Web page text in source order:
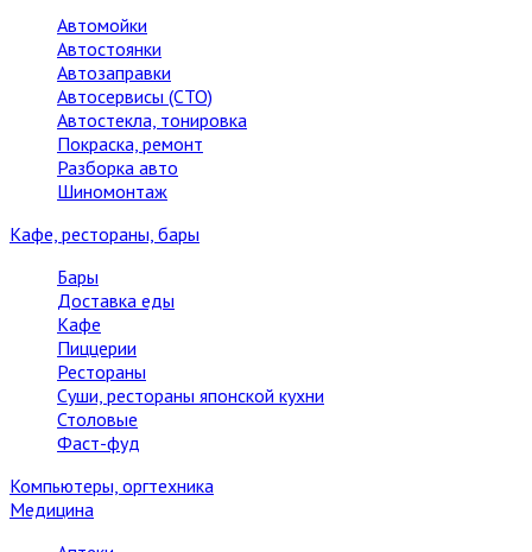
Автомойки
Автостоянки
Автозаправки
Автосервисы (СТО)
Автостекла, тонировка
Покраска, ремонт
Разборка авто
Шиномонтаж
Кафе, рестораны, бары
Бары
Доставка еды
Кафе
Пиццерии
Рестораны
Суши, рестораны японской кухни
Столовые
Фаст-фуд
Компьютеры, оргтехника
Медицина